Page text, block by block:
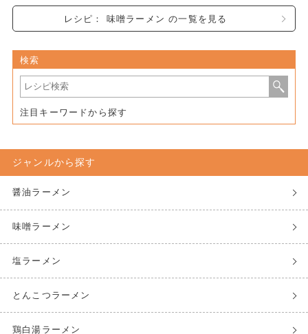
レシピ： 味噌ラーメン の一覧を見る
検索
注目キーワードから探す
ジャンルから探す
醤油ラーメン
味噌ラーメン
塩ラーメン
とんこつラーメン
鶏白湯ラーメン